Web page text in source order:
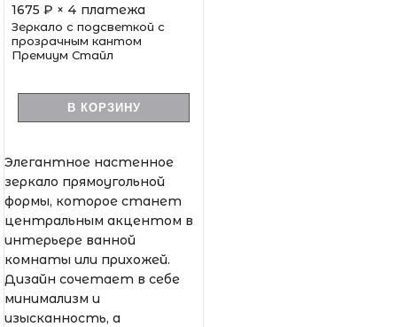
1675 ₽ × 4 платежа
Зеркало с подсветкой с
прозрачным кантом
Премиум Стайл
В КОРЗИНУ
Элегантное настенное
зеркало прямоугольной
формы, которое станет
центральным акцентом в
интерьере ванной
комнаты или прихожей.
Дизайн сочетает в себе
минимализм и
изысканность, а